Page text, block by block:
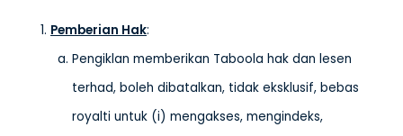
Pemberian Hak:
Pengiklan memberikan Taboola hak dan lesen
terhad, boleh dibatalkan, tidak eksklusif, bebas
royalti untuk (i) mengakses, mengindeks,